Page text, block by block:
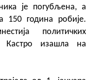
је погубљена, а
150 година робије.
политичких
Кастро изашла на